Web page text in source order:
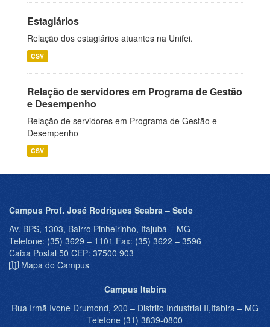
Estagiários
Relação dos estagiários atuantes na Unifei.
CSV
Relação de servidores em Programa de Gestão
e Desempenho
Relação de servidores em Programa de Gestão e
Desempenho
CSV
Campus Prof. José Rodrigues Seabra – Sede
Av. BPS, 1303, Bairro Pinheirinho, Itajubá – MG
Telefone: (35) 3629 – 1101 Fax: (35) 3622 – 3596
Caixa Postal 50 CEP: 37500 903
Mapa do Campus
Campus Itabira
Rua Irmã Ivone Drumond, 200 – Distrito Industrial II,Itabira – MG
Telefone (31) 3839-0800